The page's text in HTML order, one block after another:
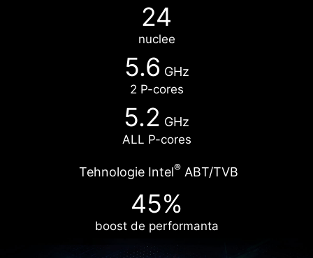
24
nuclee
5.6 GHz
2 P-cores
5.2 GHz
ALL P-cores
Tehnologie Intel®ABT/TVB
45%
boost de performanta